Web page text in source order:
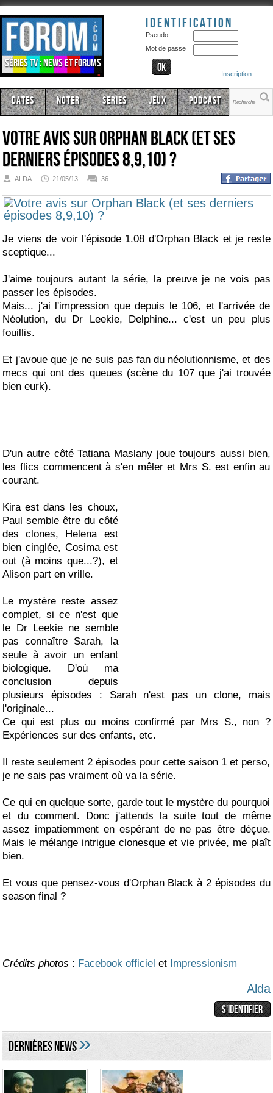
Séries TV : news et forums
Identification
Pseudo
Mot de passe
Inscription
Dates Noter Series Jeux Podcast
Votre avis sur Orphan Black (et ses
derniers épisodes 8,9,10) ?
ALDA 21/05/13 36
Je viens de voir l'épisode 1.08 d'Orphan Black et je reste
sceptique...
J'aime toujours autant la série, la preuve je ne vois pas
passer les épisodes.
Mais... j'ai l'impression que depuis le 106, et l'arrivée de
Néolution, du Dr Leekie, Delphine... c'est un peu plus
fouillis.
Et j'avoue que je ne suis pas fan du néolutionnisme, et des
mecs qui ont des queues (scène du 107 que j'ai trouvée
bien eurk).
D'un autre côté Tatiana Maslany joue toujours aussi bien,
les flics commencent à s'en mêler et Mrs S. est enfin au
courant.
Kira est dans les choux,
Paul semble être du côté
des clones, Helena est
bien cinglée, Cosima est
out (à moins que...?), et
Alison part en vrille.
Le mystère reste assez
complet, si ce n'est que
le Dr Leekie ne semble
pas connaître Sarah, la
seule à avoir un enfant
biologique. D'où ma
conclusion depuis
plusieurs épisodes : Sarah n'est pas un clone, mais
l'originale...
Ce qui est plus ou moins confirmé par Mrs S., non ?
Expériences sur des enfants, etc.
Il reste seulement 2 épisodes pour cette saison 1 et perso,
je ne sais pas vraiment où va la série.
Ce qui en quelque sorte, garde tout le mystère du pourquoi
et du comment. Donc j'attends la suite tout de même
assez impatiemment en espérant de ne pas être déçue.
Mais le mélange intrigue clonesque et vie privée, me plaît
bien.
Et vous que pensez-vous d'Orphan Black à 2 épisodes du
season final ?
Crédits photos : Facebook officiel et Impressionism
Alda
DERNIÈRES NEWS»
amfm
Vanessaf tu as fait une très bonne...
raceman
raceman
@Vanessaf
vanessaf
Episode 1.10
chipounettef
Rhooo làlà ! C'est kro bien...